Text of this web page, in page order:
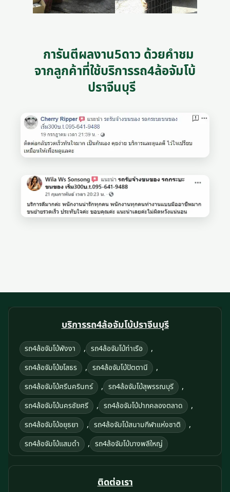
การันตีผลงาน5ดาว ด้วยคำชม
จากลูกค้าที่ใช้บริการรถ4ล้อจัมโบ้
ปราจีนบุรี
บริการรถ4ล้อจัมโบ้ปราจีนบุรี
รถ4ล้อจัมโบ้พังงา , รถ4ล้อจัมโบ้ท่าเรือ ,
รถ4ล้อจัมโบ้ยโสธร , รถ4ล้อจัมโบ้ปัตตานี ,
รถ4ล้อจัมโบ้ศรีนครินทร์ , รถ4ล้อจัมโบ้สุพรรณบุรี ,
รถ4ล้อจัมโบ้นครชัยศรี , รถ4ล้อจัมโบ้ปากคลองตลาด ,
รถ4ล้อจัมโบ้อยุธยา , รถ4ล้อจัมโบ้สนามกีฬาแห่งชาติ ,
รถ4ล้อจัมโบ้แสมดำ , รถ4ล้อจัมโบ้บางพลีใหญ่
ติดต่อเรา